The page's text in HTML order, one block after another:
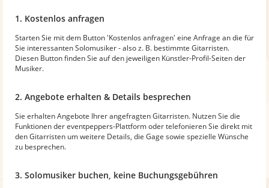
1. Kostenlos anfragen
Starten Sie mit dem Button 'Kostenlos anfragen' eine Anfrage an die für
Sie interessanten Solomusiker - also z. B. bestimmte Gitarristen.
Diesen Button finden Sie auf den jeweiligen Künstler-Profil-Seiten der
Musiker.
2. Angebote erhalten & Details besprechen
Sie erhalten Angebote Ihrer angefragten Gitarristen. Nutzen Sie die
Funktionen der eventpeppers-Plattform oder telefonieren Sie direkt mit
den Gitarristen um weitere Details, die Gage sowie spezielle Wünsche
zu besprechen.
3. Solomusiker buchen, keine Buchungsgebühren